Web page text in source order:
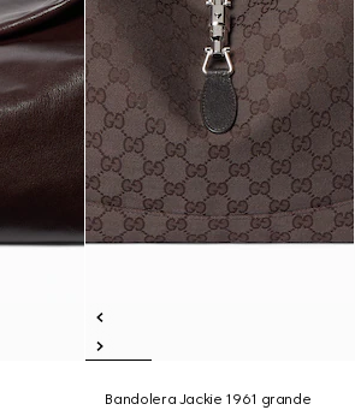
Bandolera Jackie 1961 grande